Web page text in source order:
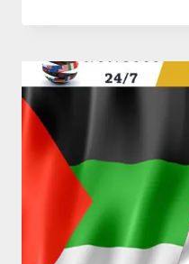
ᲧᲕᲔᲚᲐᲖᲔ
–
577546577